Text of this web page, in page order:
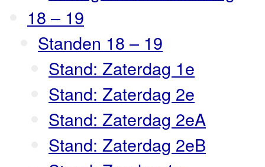
18 – 19
Standen 18 – 19
Stand: Zaterdag 1e
Stand: Zaterdag 2e
Stand: Zaterdag 2eA
Stand: Zaterdag 2eB